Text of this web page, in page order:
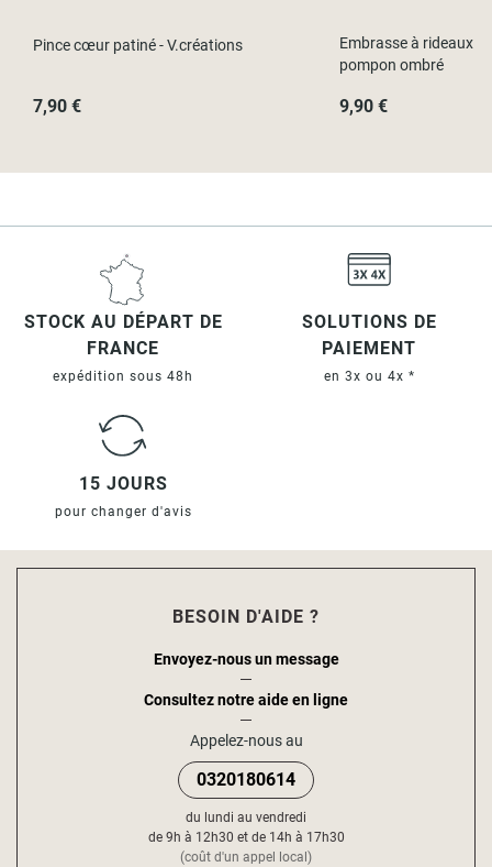
Pince cœur patiné - V.créations
7,90 €
Embrasse à rideaux
pompon ombré
9,90 €
STOCK AU DÉPART DE
FRANCE
expédition sous 48h
SOLUTIONS DE
PAIEMENT
en 3x ou 4x *
15 JOURS
pour changer d'avis
BESOIN D'AIDE ?
Envoyez-nous un message
Consultez notre aide en ligne
Appelez-nous au
0320180614
du lundi au vendredi
de 9h à 12h30 et de 14h à 17h30
(coût d'un appel local)